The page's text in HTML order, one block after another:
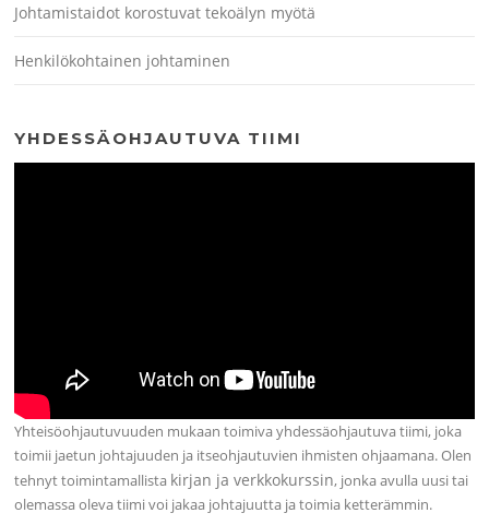
Johtamistaidot korostuvat tekoälyn myötä
Henkilökohtainen johtaminen
YHDESSÄOHJAUTUVA TIIMI
Yhteisöohjautuvuuden mukaan toimiva yhdessäohjautuva tiimi, joka
toimii jaetun johtajuuden ja itseohjautuvien ihmisten ohjaamana. Olen
tehnyt toimintamallista kirjan ja verkkokurssin, jonka avulla uusi tai
olemassa oleva tiimi voi jakaa johtajuutta ja toimia ketterämmin.